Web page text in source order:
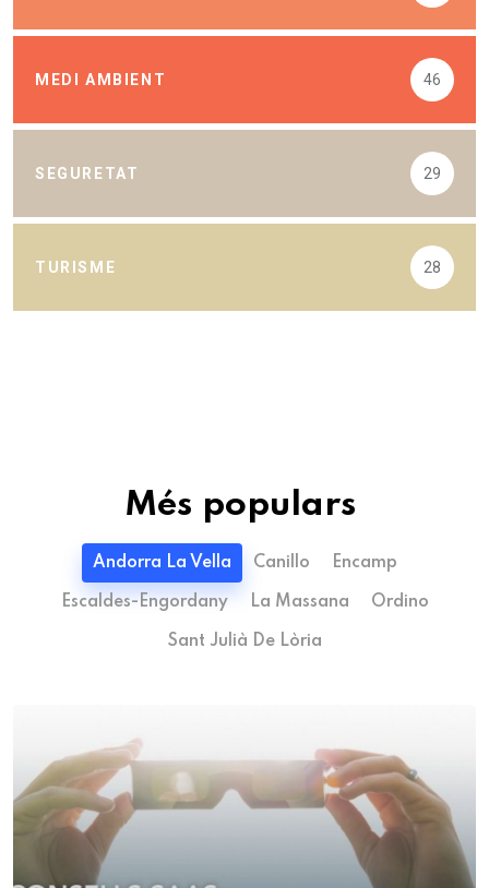
MEDI AMBIENT 46
SEGURETAT 29
TURISME 28
Més populars
Andorra La Vella Canillo Encamp
Escaldes-Engordany La Massana Ordino
Sant Julià De Lòria